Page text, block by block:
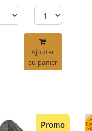
Ajouter
au panier
Promo